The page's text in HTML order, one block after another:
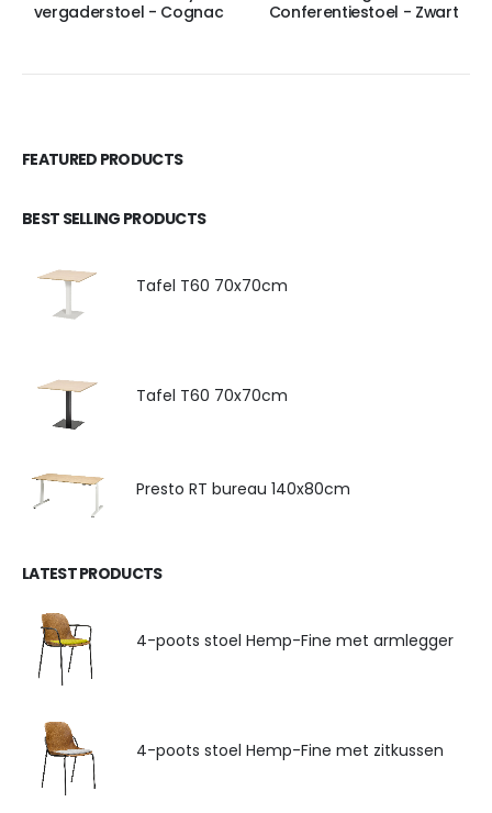
vergaderstoel - Cognac
Conferentiestoel - Zwart
FEATURED PRODUCTS
BEST SELLING PRODUCTS
Tafel T60 70x70cm
Tafel T60 70x70cm
Presto RT bureau 140x80cm
LATEST PRODUCTS
4-poots stoel Hemp-Fine met armlegger
4-poots stoel Hemp-Fine met zitkussen